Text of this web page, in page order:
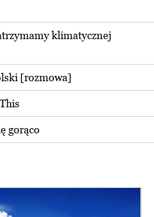
klimatycznej
[rozmowa]
gorąco